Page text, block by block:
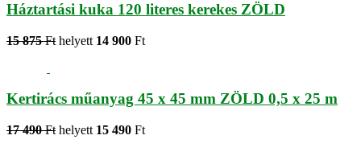
Háztartási kuka 120 literes kerekes ZÖLD
15 875 Ft helyett 14 900 Ft
Kertirács műanyag 45 x 45 mm ZÖLD 0,5 x 25 m
17 490 Ft helyett 15 490 Ft